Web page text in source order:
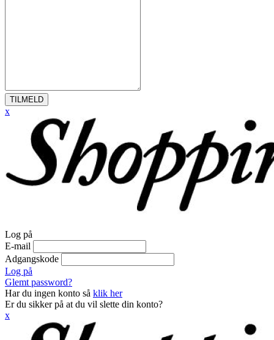
TILMELD
x
Log på
E-mail
Adgangskode
Log på
Glemt password?
Har du ingen konto så klik her
Er du sikker på at du vil slette din konto?
x